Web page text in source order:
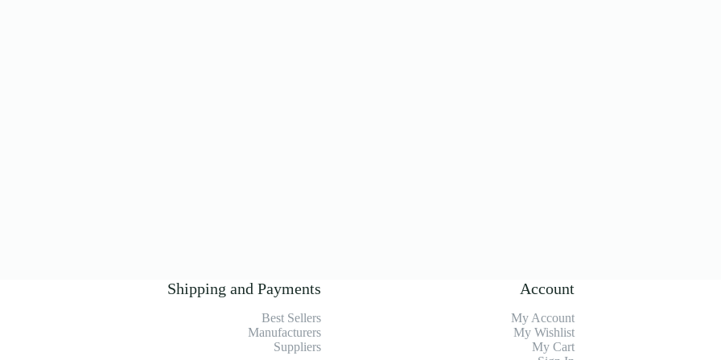
Account
My Account
My Wishlist
My Cart
Shipping and Payments
Best Sellers
Manufacturers
Suppliers